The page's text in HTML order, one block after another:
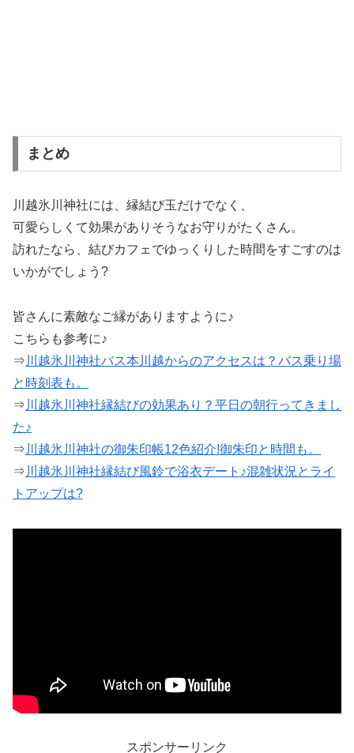
まとめ
川越氷川神社には、縁結び玉だけでなく、
可愛らしくて効果がありそうなお守りがたくさん。
訪れたなら、結びカフェでゆっくりした時間をすごすのは
いかがでしょう?
皆さんに素敵なご縁がありますように♪
こちらも参考に♪
⇒ 川越氷川神社バス本川越からのアクセスは？バス乗り場
と時刻表も。
⇒ 川越氷川神社縁結びの効果あり？平日の朝行ってきまし
た♪
⇒ 川越氷川神社の御朱印帳12色紹介!御朱印と時間も。
⇒ 川越氷川神社縁結び風鈴で浴衣デート♪混雑状況とライ
トアップは?
スポンサーリンク